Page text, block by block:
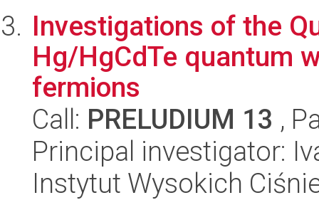
Investigations of the
Hg/HgCdTe quantum
fermions
Call: PRELUDIUM 13 ,
Principal investigator:
Instytut Wysokich